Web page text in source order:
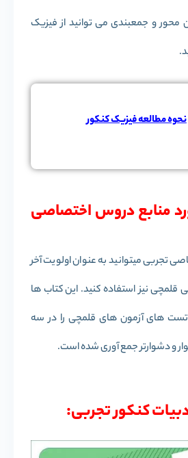
محور و جمعبندی می توانید از فیزیک
نحوه مطالعه فیزیک کنکور
منابع دروس اختصاصی
تجربی میتوانید به عنوان اولویت آخر
نیز استفاده کنید. این کتاب ها
های آزمون های قلمچی را در سه
و دشوارتر جمع آوری شده است.
کنکور تجربی: